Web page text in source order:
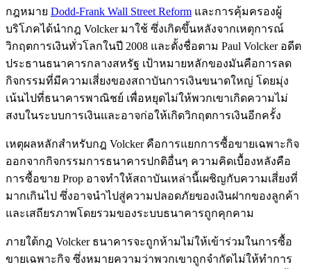
กฎหมาย Dodd-Frank Wall Street Reform และการคุ้มครองผู้
บริโภคได้นำกฎ Volcker มาใช้ ซึ่งเกิดขึ้นหลังจากเหตุการณ์
วิกฤตการเงินทั่วโลกในปี 2008 และตั้งชื่อตาม Paul Volcker อดีต
ประธานธนาคารกลางสหรัฐ เป้าหมายหลักของมันคือการลด
กิจกรรมที่มีความเสี่ยงของสถาบันการเงินขนาดใหญ่ โดยมุ่ง
เน้นไปที่ธนาคารพาณิชย์ เพื่อหยุดไม่ให้พวกเขาเกิดความไม่
สงบในระบบการเงินและอาจก่อให้เกิดวิกฤตการเงินอีกครั้ง
เหตุผลหลักสำหรับกฎ Volcker คือการแยกการซื้อขายเฉพาะกิจ
ออกจากกิจกรรมการธนาคารปกติอื่นๆ ความคิดเบื้องหลังคือ
การซื้อขาย Prop อาจทำให้สถาบันเหล่านี้เผชิญกับความเสี่ยงที่
มากเกินไป ซึ่งอาจนำไปสู่ความปลอดภัยของเงินฝากของลูกค้า
และเสถียรภาพโดยรวมของระบบธนาคารถูกคุกคาม
ภายใต้กฎ Volcker ธนาคารจะถูกห้ามไม่ให้เข้าร่วมในการซื้อ
ขายเฉพาะกิจ ซึ่งหมายความว่าพวกเขาถูกจำกัดไม่ให้ทำการ